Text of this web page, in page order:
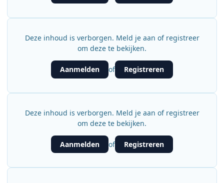
Deze inhoud is verborgen. Meld je aan of registreer
om deze te bekijken.
Aanmelden of Registreren
Deze inhoud is verborgen. Meld je aan of registreer
om deze te bekijken.
Aanmelden of Registreren